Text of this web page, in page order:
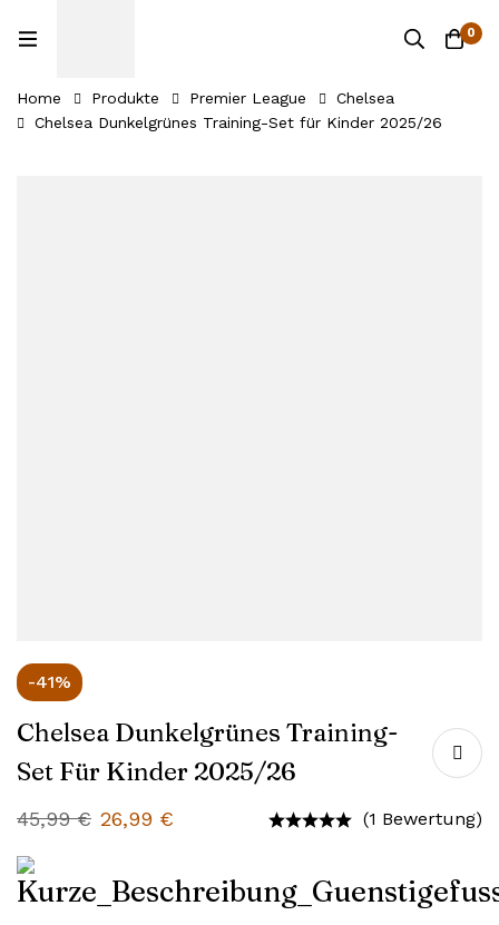
0
Home Produkte Premier League
Chelsea
Chelsea Dunkelgrünes Training-Set für Kinder 2025/26
-41%
Chelsea Dunkelgrünes Training-
Set Für Kinder 2025/26
45,99€ 26,99 € (1 Bewertung)